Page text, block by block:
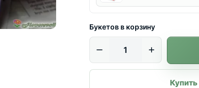
Букетов в корзину
Купить